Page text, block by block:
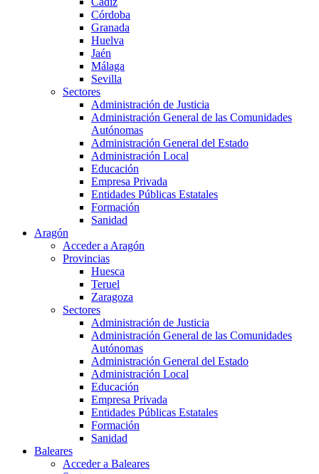
Córdoba
Granada
Huelva
Jaén
Málaga
Sevilla
Sectores
Administración de Justicia
Administración General de las Comunidades
Autónomas
Administración General del Estado
Administración Local
Educación
Empresa Privada
Entidades Públicas Estatales
Formación
Sanidad
Aragón
Acceder a Aragón
Provincias
Huesca
Teruel
Zaragoza
Sectores
Administración de Justicia
Administración General de las Comunidades
Autónomas
Administración General del Estado
Administración Local
Educación
Empresa Privada
Entidades Públicas Estatales
Formación
Sanidad
Baleares
Acceder a Baleares